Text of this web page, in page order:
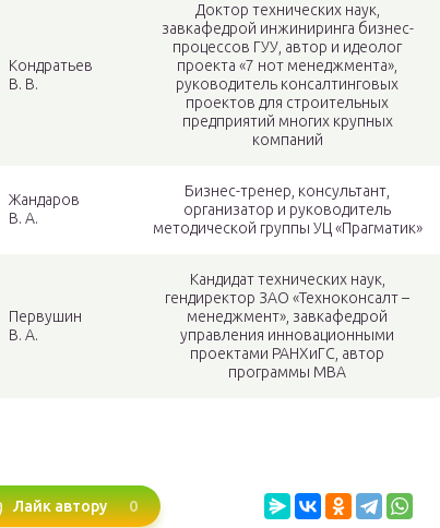
Кондратьев
В. В.
Доктор технических наук,
завкафедрой инжиниринга бизнес-
процессов ГУУ, автор и идеолог
проекта «7 нот менеджмента»,
руководитель консалтинговых
проектов для строительных
предприятий многих крупных
компаний
Жандаров
В. А.
Бизнес-тренер, консультант,
организатор и руководитель
методической группы УЦ «Прагматик»
Первушин
В. А.
Кандидат технических наук,
гендиректор ЗАО «Техноконсалт –
менеджмент», завкафедрой
управления инновационными
проектами РАНХиГС, автор
программы МВА
Лайк автору 0